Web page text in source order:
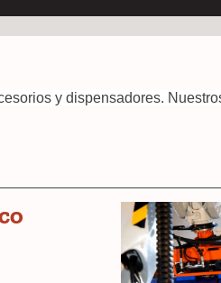
y dispensadores.